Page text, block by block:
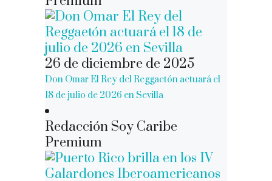
26 de diciembre de 2025
Don Omar El Rey del Reggaetón actuará el
18 de julio de 2026 en Sevilla
Redacción Soy Caribe
Premium